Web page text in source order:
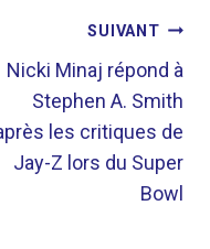
SUIVANT
Nicki Minaj répond à
Stephen A. Smith
les critiques de
Jay-Z lors du Super
Bowl